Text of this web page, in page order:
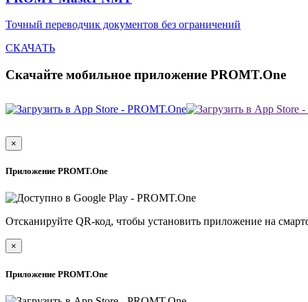
Точный переводчик документов без ограничений
СКАЧАТЬ
Скачайте мобильное приложение PROMT.One
×
Приложение PROMT.One
Отсканируйте QR-код, чтобы установить приложение на
×
Приложение PROMT.One